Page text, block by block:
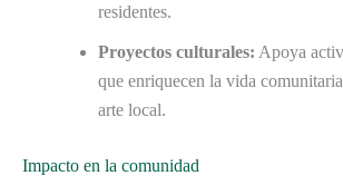
residentes.
Proyectos culturales: Apoya
que enriquecen la vida
arte local.
Impacto en la comunidad